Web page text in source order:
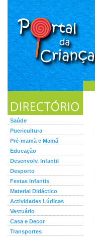
Saúde
Puericultura
Pré-mamã e Mamã
Educação
Desenvolv. Infantil
Desporto
Festas Infantis
Material Didáctico
Actividades Lúdicas
Vestuário
Casa e Decor
Transportes